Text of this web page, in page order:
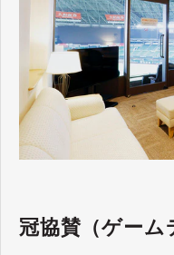
冠協賛（ゲーム